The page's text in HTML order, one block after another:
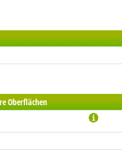
Oberflächen